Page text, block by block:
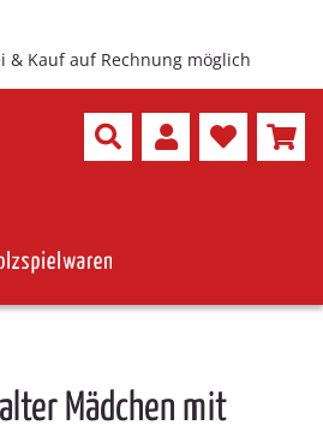
& Kauf auf Rechnung möglich
Mädchen mit